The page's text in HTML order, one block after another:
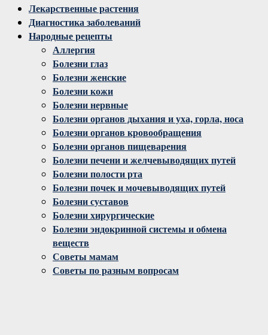
Facebook
Twitter
Instagram
YoutubeЛекарственные растения
Диагностика заболеваний
Народные рецепты
Аллергия
Болезни глаз
Болезни женские
Болезни кожи
Болезни нервные
Болезни органов дыхания и уха, горла, носа
Болезни органов кровообращения
Болезни органов пищеварения
Болезни печени и желчевыводящих путей
Болезни полости рта
Болезни почек и мочевыводящих путей
Болезни суставов
Болезни хирургические
Болезни эндокринной системы и обмена
веществ
Советы мамам
Советы по разным вопросам